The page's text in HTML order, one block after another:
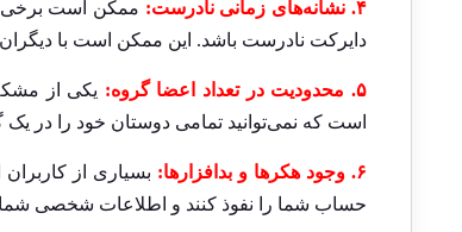
۴. نشانه‌های زمانی نادرست:
ممکن است برخی
دایرکت نادرست باشد. این ممکن است با
۵. محدودیت در تعداد اعضا گروه:
یکی از
است که نمی‌توانید تمامی دوستان خود را در
۶. وجود هکرها و بدافزارها:
بسیاری از کاربران
حساب شما را نفوذ کنند و اطلاعات شخصی شما